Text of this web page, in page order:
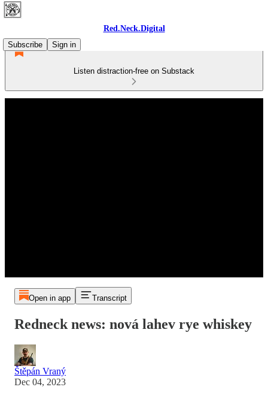
Red.Neck.Digital
Subscribe
Sign in
Listen distraction-free on Substack
Open in app Transcript
Redneck news: nová lahev rye whiskey
Štěpán Vraný
Dec 04, 2023